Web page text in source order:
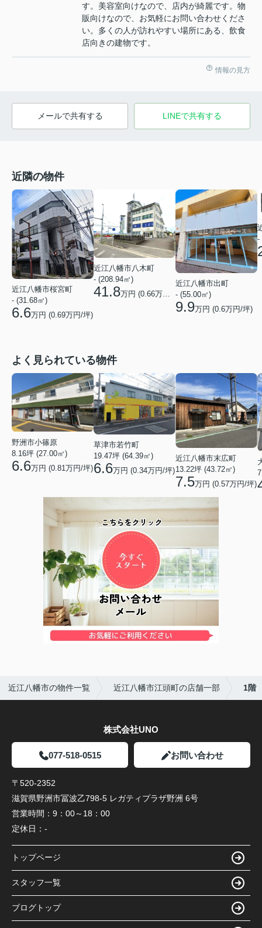
す。美容室向けなので、店内が綺麗です。物
販向けなので、お気軽にお問い合わせくださ
い。多くの人が訪れやすい場所にある、飲食
店向きの建物です。
情報の見方
メールで共有する LINEで共有する
近隣の物件
近江八幡市桜宮町
- (31.68㎡)
6.6万円 (0.69万円/坪)
近江八幡市八木町
- (208.94㎡)
41.8万円 (0.66万円/坪)
近江八幡市出町
- (55.00㎡)
9.9万円 (0.6万円/坪)
-
よく見られている物件
野洲市小篠原
8.16坪 (27.00㎡)
6.6万円 (0.81万円/坪)
草津市若竹町
19.47坪 (64.39㎡)
6.6万円 (0.34万円/坪)
近江八幡市末広町
13.22坪 (43.72㎡)
7.5万円 (0.57万円/坪)
近江八幡市の物件一覧 近江八幡市江頭町の店舗一部 1階
株式会社UNO
077-518-0515 お問い合わせ
〒520-2352
滋賀県野洲市冨波乙798-5 レガティプラザ野洲 6号
営業時間： 9：00～18：00
定休日： -
トップページ
スタッフ一覧
ブログトップ